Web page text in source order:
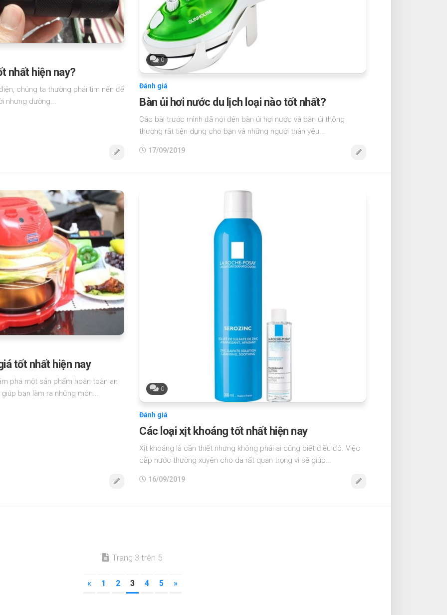
nhất hiện nay?
chúng ta thường phải tìm nến để
nhưng dường...
0
Đánh giá
Bàn ủi hơi nước du lịch loại nào tốt nhất?
Các bài trước mình đã nói đến bàn ủi hơi nước và bàn ủi thông
thường rất tiện dụng cho bạn và những người thân yêu...
17/09/2019
tốt nhất hiện nay
phá một sản phẩm hoàn toàn an
bạn làm ra những món...
0
Đánh giá
Các loại xịt khoáng tốt nhất hiện nay
Xịt khoáng là cần thiết nhưng không phải ai cũng biết điều đó. Việc
cấp nước thường xuyên cho da rất quan trọng vì sẽ giúp...
16/09/2019
Trang 3 trên 5
« 1 2 3 4 5 »